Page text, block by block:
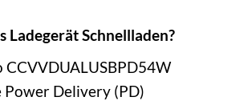
Ladegerät Schnellladen?
CCVVDUALUSBPD54W
Delivery (PD)